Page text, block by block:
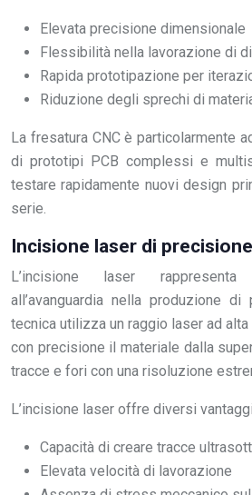
Elevata precisione dimensionale
Flessibilità nella lavorazione di
Rapida prototipazione per
Riduzione degli sprechi di
La fresatura CNC è particolarmente
di prototipi PCB complessi e
testare rapidamente nuovi design
serie.
Incisione laser di
L’incisione laser rappresenta
all’avanguardia nella produzione
tecnica utilizza un raggio laser ad
con precisione il materiale dalla
tracce e fori con una risoluzione
L’incisione laser offre diversi
Capacità di creare tracce
Elevata velocità di lavorazione